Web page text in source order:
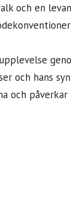
och en
och hans
och påverkar